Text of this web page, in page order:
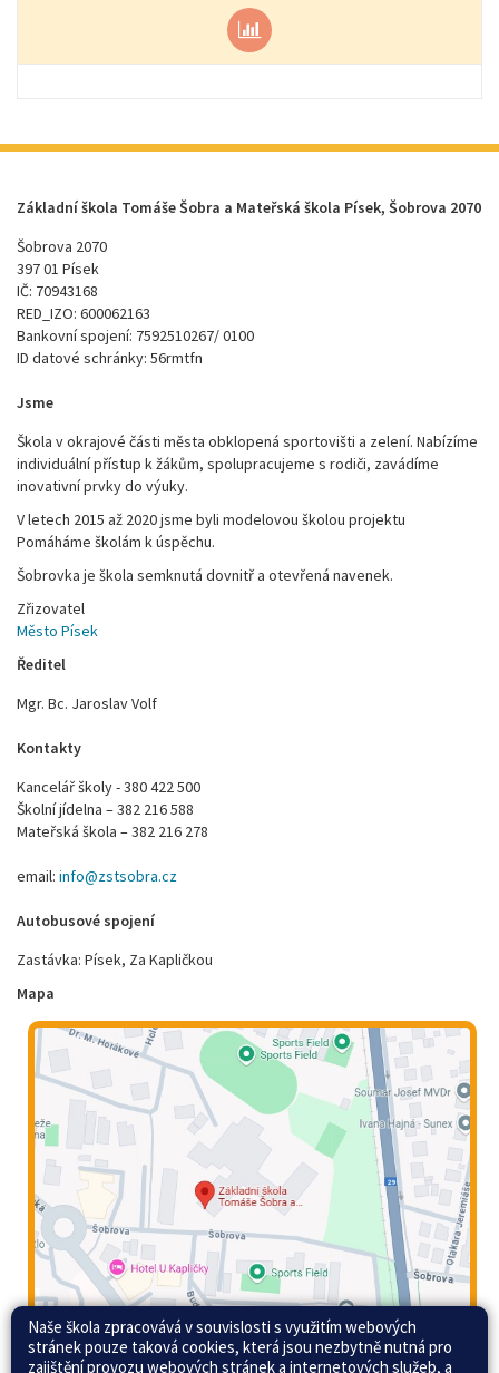
Základní škola Tomáše Šobra a Mateřská škola Písek, Šobrova 2070
Šobrova 2070
397 01 Písek
IČ: 70943168
RED_IZO: 600062163
Bankovní spojení: 7592510267/ 0100
ID datové schránky: 56rmtfn
Jsme
Škola v okrajové části města obklopená sportovišti a zelení. Nabízíme
individuální přístup k žákům, spolupracujeme s rodiči, zavádíme
inovativní prvky do výuky.
V letech 2015 až 2020 jsme byli modelovou školou projektu
Pomáháme školám k úspěchu.
Šobrovka je škola semknutá dovnitř a otevřená navenek.
Zřizovatel
Město Písek
Ředitel
Mgr. Bc. Jaroslav Volf
Kontakty
Kancelář školy - 380 422 500
Školní jídelna – 382 216 588
Mateřská škola – 382 216 278
email: info@zstsobra.cz
Autobusové spojení
Zastávka: Písek, Za Kapličkou
Mapa
Naše škola zpracovává v souvislosti s využitím webových
stránek pouze taková cookies, která jsou nezbytně nutná pro
zajištění provozu webových stránek a internetových služeb, a